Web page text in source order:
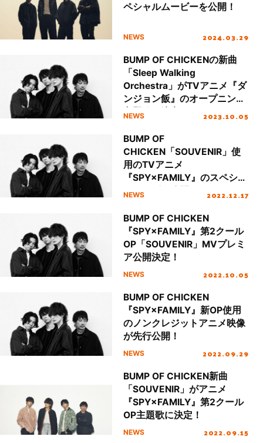
ペシャルムービーを公開！
NEWS 2024.03.29
BUMP OF CHICKENの新曲
「Sleep Walking
Orchestra」がTVアニメ『ダ
ンジョン飯』のオープニング
主題歌に決定！
NEWS 2023.10.05
BUMP OF
CHICKEN「SOUVENIR」使
用のTVアニメ
『SPY×FAMILY』のスペシャ
ルムービー公開！
NEWS 2022.12.17
BUMP OF CHICKEN
『SPY×FAMILY』第2クール
OP「SOUVENIR」MVプレミ
ア公開決定！
NEWS 2022.10.05
BUMP OF CHICKEN
『SPY×FAMILY』新OP使用
のノンクレジットアニメ映像
が先行公開！
NEWS 2022.09.29
BUMP OF CHICKEN新曲
「SOUVENIR」がアニメ
『SPY×FAMILY』第2クール
OP主題歌に決定！
NEWS 2022.09.15